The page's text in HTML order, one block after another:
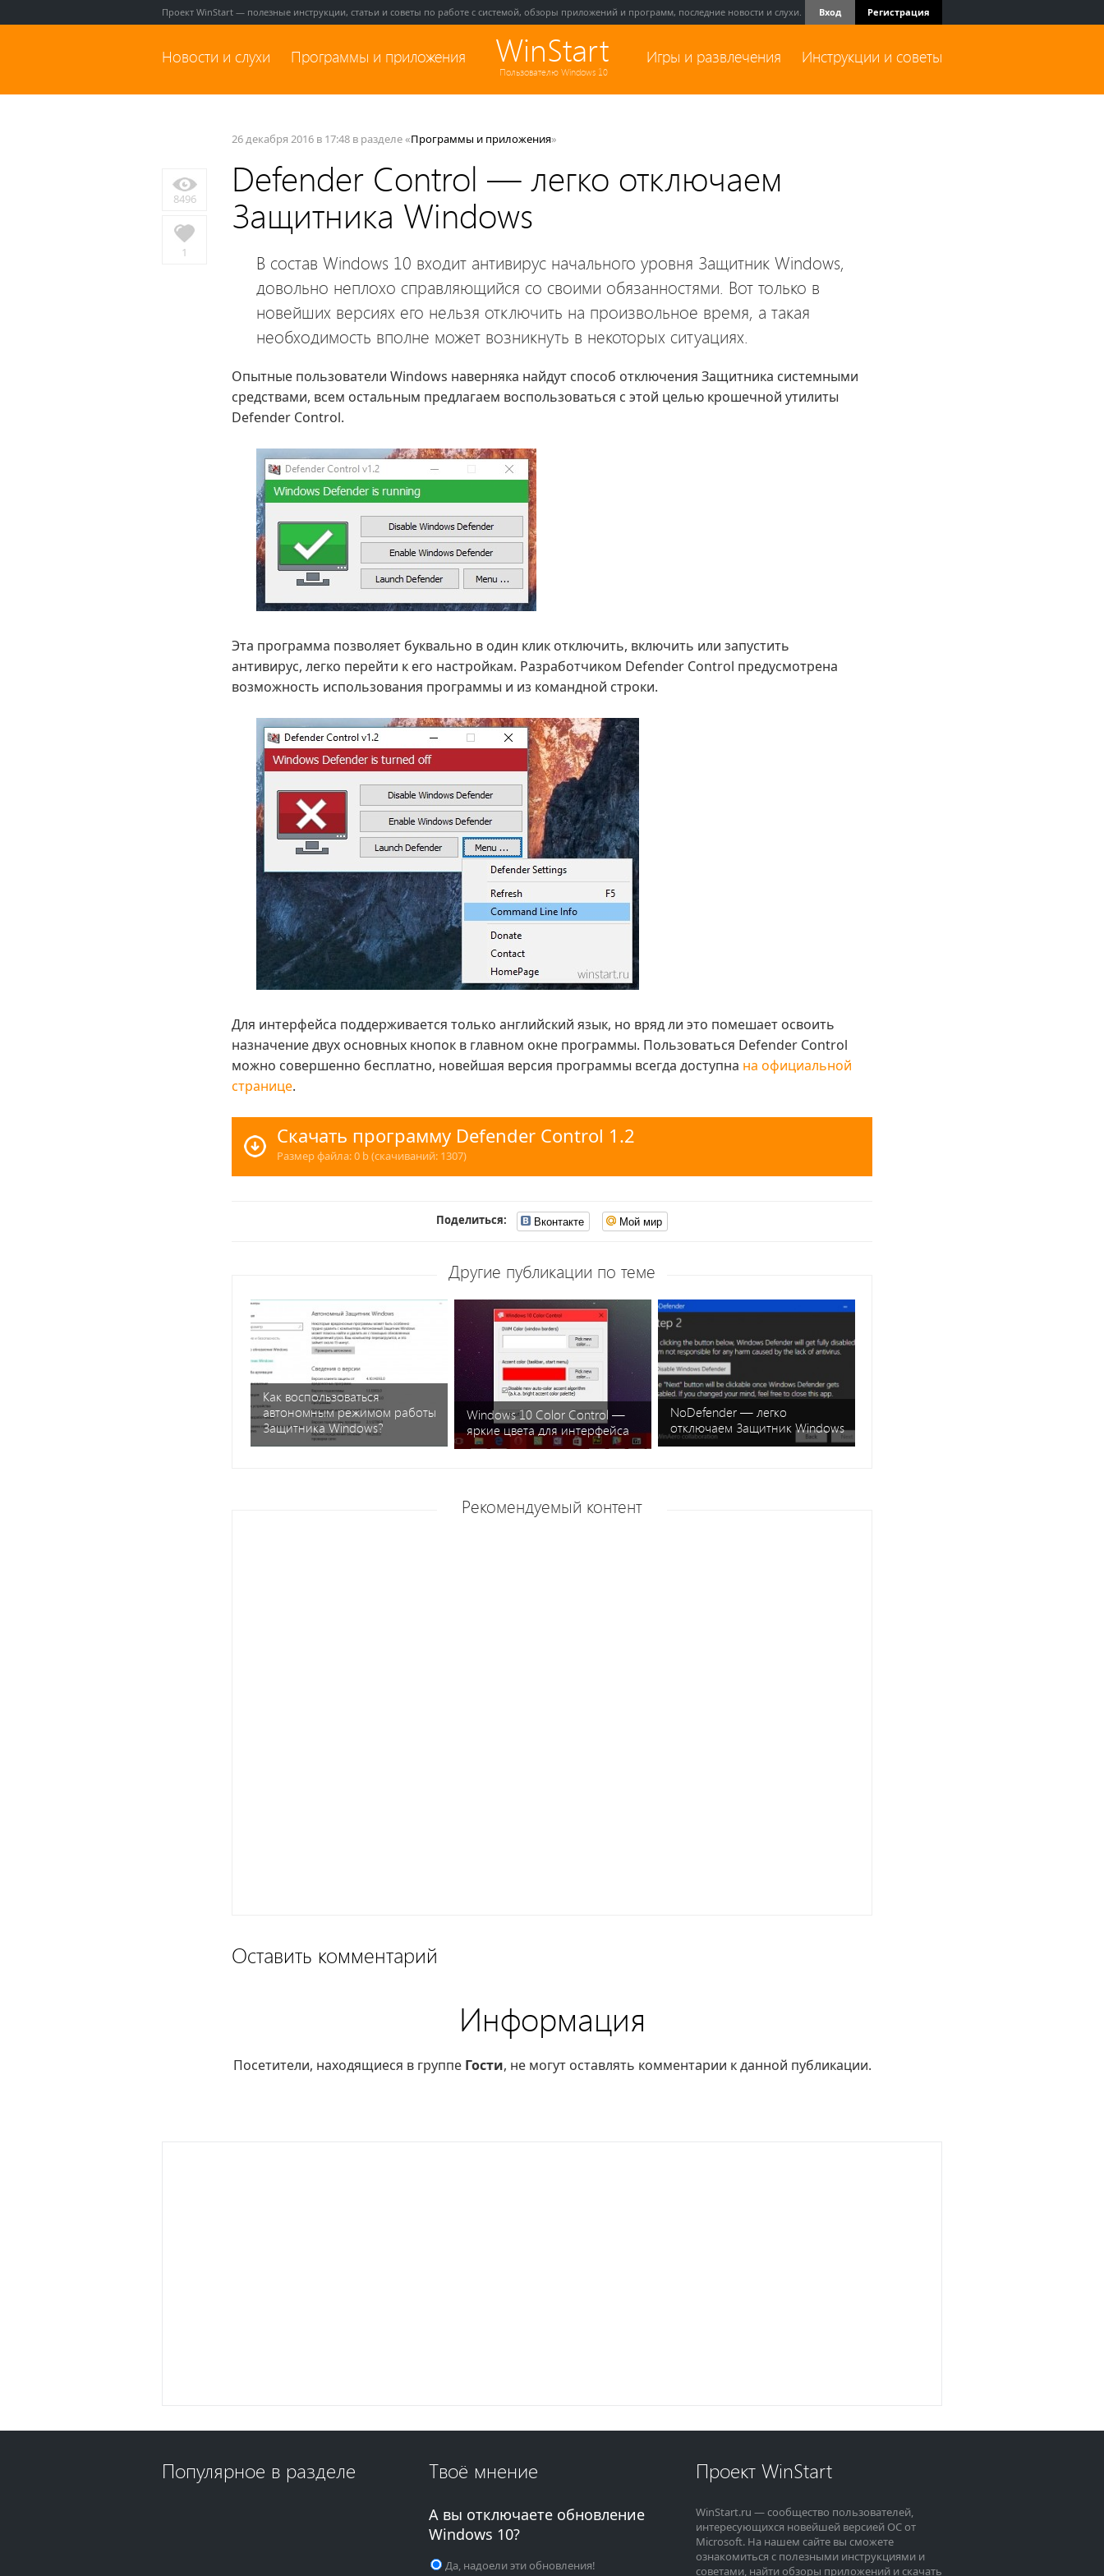
Проект WinStart — полезные инструкции, статьи и советы по работе с системой, обзоры приложений и программ, последние новости и слухи. Вход Регистрация
Новости и слухи Программы и приложения WinStart
Пользователю Windows 10
Игры и развлечения Инструкции и советы
8496
1
26 декабря 2016 в 17:48 в разделе «Программы и приложения»
Defender Control — легко отключаем
Защитника Windows
В состав Windows 10 входит антивирус начального уровня Защитник Windows,
довольно неплохо справляющийся со своими обязанностями. Вот только в
новейших версиях его нельзя отключить на произвольное время, а такая
необходимость вполне может возникнуть в некоторых ситуациях.
Опытные пользователи Windows наверняка найдут способ отключения Защитника системными
средствами, всем остальным предлагаем воспользоваться с этой целью крошечной утилиты
Defender Control.
Эта программа позволяет буквально в один клик отключить, включить или запустить
антивирус, легко перейти к его настройкам. Разработчиком Defender Control предусмотрена
возможность использования программы и из командной строки.
Для интерфейса поддерживается только английский язык, но вряд ли это помешает освоить
назначение двух основных кнопок в главном окне программы. Пользоваться Defender Control
можно совершенно бесплатно, новейшая версия программы всегда доступна на официальной
странице.
Скачать программу Defender Control 1.2
Размер файла: 0 b (cкачиваний: 1307)
Поделиться: Вконтакте Мой мир
Другие публикации по теме
Как воспользоваться
автономным режимом работы
Защитника Windows?
Windows 10 Color Control —
яркие цвета для интерфейса
NoDefender — легко
отключаем Защитник Windows
Рекомендуемый контент
Оставить комментарий
Информация
Посетители, находящиеся в группе Гости, не могут оставлять комментарии к данной публикации.
Популярное в разделе Твоё мнение
А вы отключаете обновление
Windows 10?
Да, надоели эти обновления!
Проект WinStart
WinStart.ru — сообщество пользователей,
интересующихся новейшей версией ОС от
Microsoft. На нашем сайте вы сможете
ознакомиться с полезными инструкциями и
советами, найти обзоры приложений и скачать